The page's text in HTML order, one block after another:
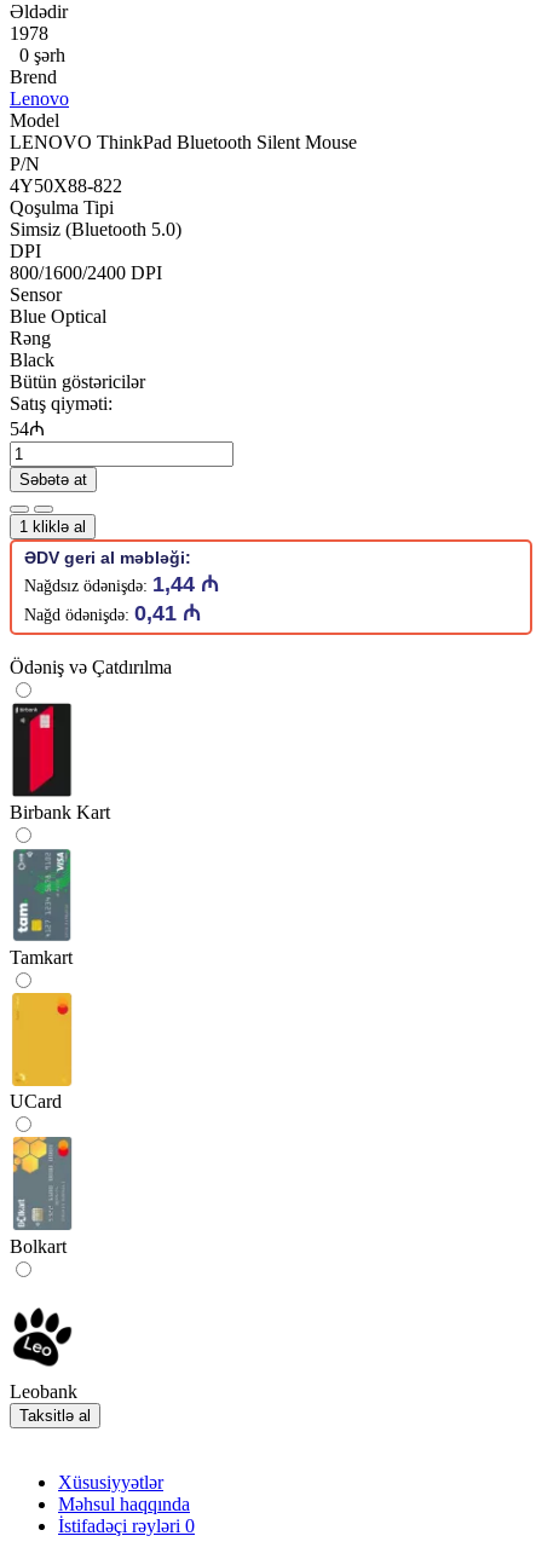
Əldədir
1978
0 şərh
Brend
Lenovo
Model
LENOVO ThinkPad Bluetooth Silent Mouse
P/N
4Y50X88-822
Qoşulma Tipi
Simsiz (Bluetooth 5.0)
DPI
800/1600/2400 DPI
Sensor
Blue Optical
Rəng
Black
Bütün göstəricilər
Satış qiyməti:
54₼
Səbətə at
1 kliklə al
ƏDV geri al məbləği:
Nağdsız ödənişdə: 1,44 ₼
Nağd ödənişdə: 0,41 ₼
Ödəniş və Çatdırılma
Birbank Kart
Tamkart
UCard
Bolkart
Leobank
Taksitlə al
Xüsusiyyətlər
Məhsul haqqında
İstifadəçi rəyləri 0